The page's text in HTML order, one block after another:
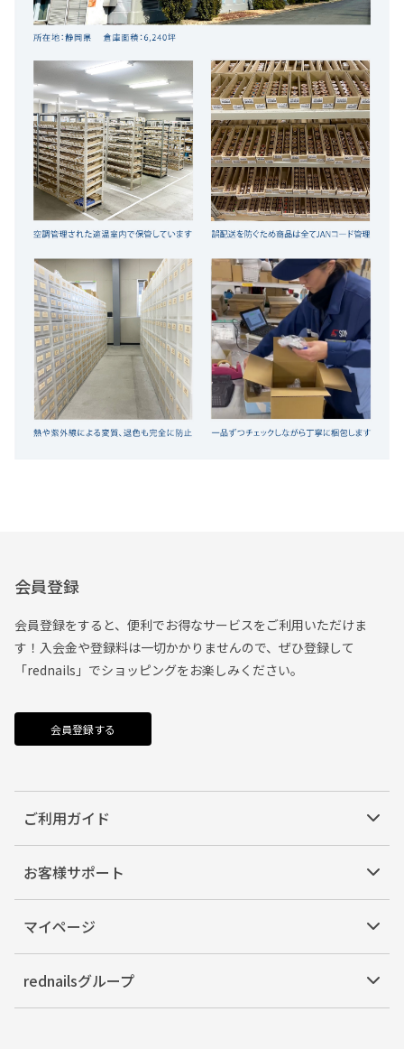
会員登録
会員登録をすると、便利でお得なサービスをご利用いただけま
す！入会金や登録料は一切かかりませんので、ぜひ登録して
「rednails」でショッピングをお楽しみください。
会員登録する
ご利用ガイド
お客様サポート
マイページ
rednailsグループ